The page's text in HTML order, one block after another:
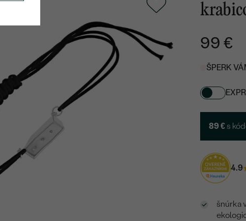
99 €
ŠPERK
89 € s
4.9
šnúrka